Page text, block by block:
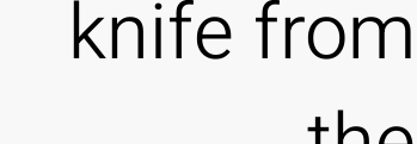
knife from